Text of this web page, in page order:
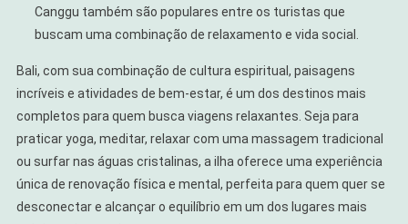
Canggu também são populares entre os turistas que
buscam uma combinação de relaxamento e vida social.
Bali, com sua combinação de cultura espiritual, paisagens
incríveis e atividades de bem-estar, é um dos destinos mais
completos para quem busca viagens relaxantes. Seja para
praticar yoga, meditar, relaxar com uma massagem tradicional
ou surfar nas águas cristalinas, a ilha oferece uma experiência
única de renovação física e mental, perfeita para quem quer se
desconectar e alcançar o equilíbrio em um dos lugares mais